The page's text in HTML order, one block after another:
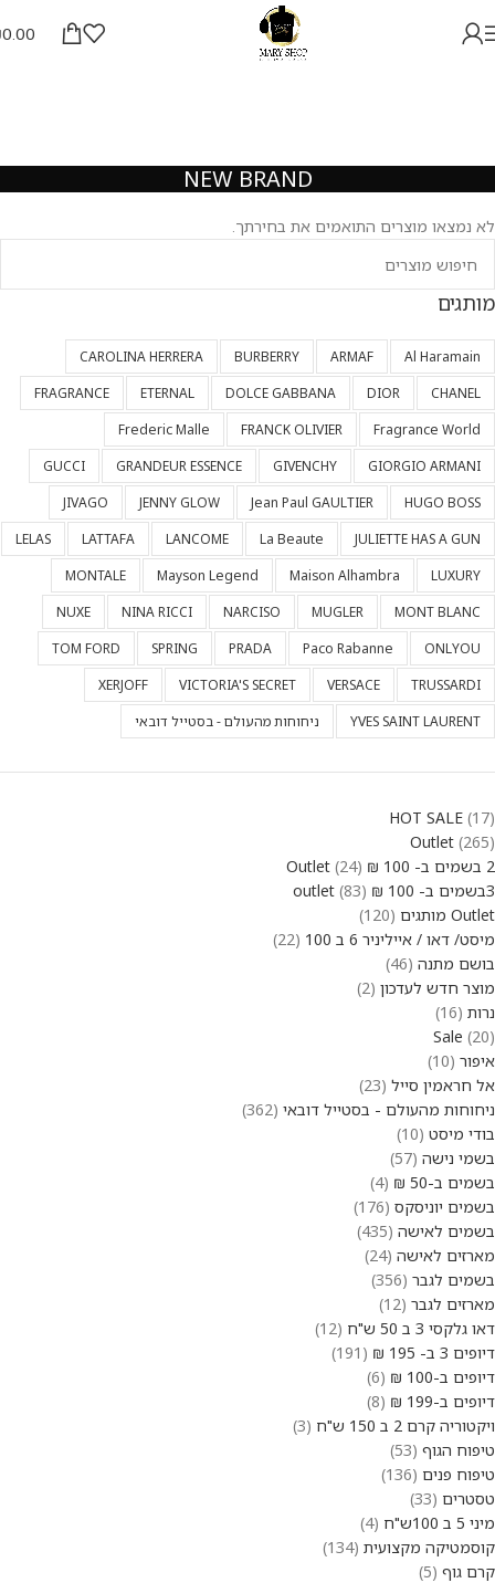
0.00
NEW BRAND
לא נמצאו מוצרים התואמים את בחירתך.
מותגים
Al Haramain
ARMAF
BURBERRY
CAROLINA HERRERA
CHANEL
DIOR
DOLCE GABBANA
ETERNAL
FRAGRANCE
Fragrance World
FRANCK OLIVIER
Frederic Malle
GIORGIO ARMANI
GIVENCHY
GRANDEUR ESSENCE
GUCCI
HUGO BOSS
Jean Paul GAULTIER
JENNY GLOW
JIVAGO
JULIETTE HAS A GUN
La Beaute
LANCOME
LATTAFA
LELAS
LUXURY
Maison Alhambra
Mayson Legend
MONTALE
MONT BLANC
MUGLER
NARCISO
NINA RICCI
NUXE
ONLYOU
Paco Rabanne
PRADA
SPRING
TOM FORD
TRUSSARDI
VERSACE
VICTORIA'S SECRET
XERJOFF
YVES SAINT LAURENT
ניחוחות מהעולם - בסטייל דובאי
HOT SALE 17
Outlet 265
2 בשמים ב- 100 ₪ Outlet
24
3בשמים ב- 100 ₪ outlet
83
Outlet מותגים
120
מיסט/ דאו / אייליניר 6 ב 100
22
בושם מתנה 46
מוצר חדש לעדכון 2
נרות 16
Sale 20
איפור 10
אל חראמין סייל 23
ניחוחות מהעולם - בסטייל דובאי 362
בודי מיסט 10
בשמי נישה 57
בשמים ב-50 ₪
4
בשמים יוניסקס 176
בשמים לאישה 435
מארזים לאישה 24
בשמים לגבר 356
מארזים לגבר 12
דאו גלקסי 3 ב 50 ש"ח
12
דיופים 3 ב- 195 ₪
191
דיופים ב-100 ₪
6
דיופים ב-199 ₪
8
ויקטוריה קרם 2 ב 150 ש"ח
3
טיפוח הגוף 53
טיפוח פנים 136
טסטרים 33
מיני 5 ב 100ש"ח
4
קוסמטיקה מקצועית 134
קרם גוף 5